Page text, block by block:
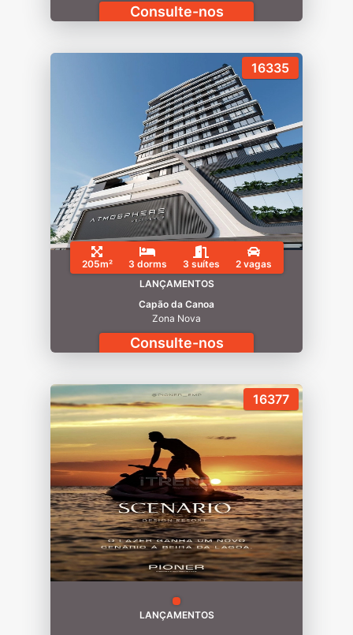
Consulte-nos
16335
205m² 3 dorms 3 suítes
2 vagas
LANÇAMENTOS
Capão da Canoa
Zona Nova
Consulte-nos
16377
LANÇAMENTOS